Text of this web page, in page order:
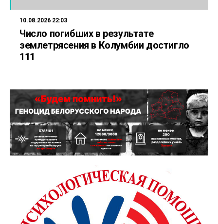
10.08.2026 22:03
Число погибших в результате
землетрясения в Колумбии достигло
111